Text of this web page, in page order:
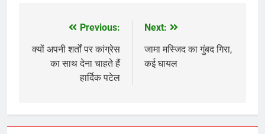
navigation
Previous:
क्यों अपनी शर्तों पर कांग्रेस
का साथ देना चाहते हैं
हार्दिक पटेल
Next:
जामा मस्जिद का गुंबद गिरा,
कई घायल